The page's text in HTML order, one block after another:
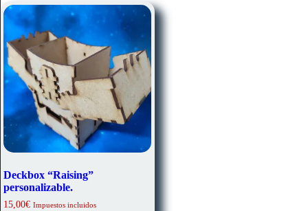
Deckbox “Raising”
personalizable.
15,00€ Impuestos incluidos